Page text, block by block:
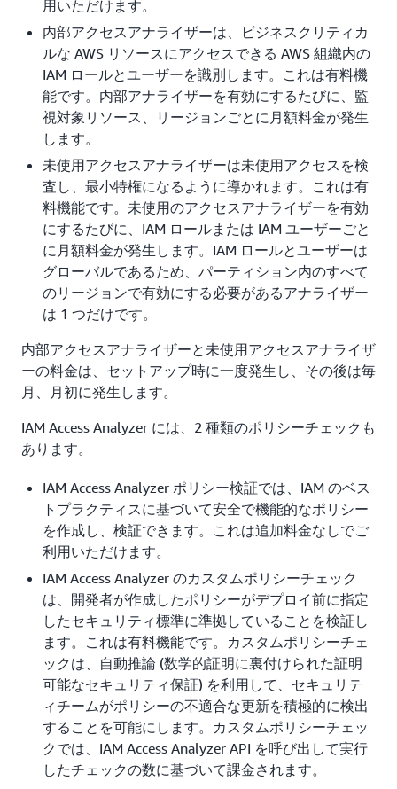
用いただけます。
内部アクセスアナライザーは、ビジネスクリティカ
ルな AWS リソースにアクセスできる AWS 組織内の
IAM ロールとユーザーを識別します。これは有料機
能です。内部アナライザーを有効にするたびに、監
視対象リソース、リージョンごとに月額料金が発生
します。
未使用アクセスアナライザーは未使用アクセスを検
査し、最小特権になるように導かれます。これは有
料機能です。未使用のアクセスアナライザーを有効
にするたびに、IAM ロールまたは IAM ユーザーごと
に月額料金が発生します。IAM ロールとユーザーは
グローバルであるため、パーティション内のすべて
のリージョンで有効にする必要があるアナライザー
は 1 つだけです。
内部アクセスアナライザーと未使用アクセスアナライザ
ーの料金は、セットアップ時に一度発生し、その後は毎
月、月初に発生します。
IAM Access Analyzer には、2 種類のポリシーチェックも
あります。
IAM Access Analyzer ポリシー検証では、IAM のベス
トプラクティスに基づいて安全で機能的なポリシー
を作成し、検証できます。これは追加料金なしでご
利用いただけます。
IAM Access Analyzer のカスタムポリシーチェック
は、開発者が作成したポリシーがデプロイ前に指定
したセキュリティ標準に準拠していることを検証し
ます。これは有料機能です。カスタムポリシーチェ
ックは、自動推論 (数学的証明に裏付けられた証明
可能なセキュリティ保証) を利用して、セキュリテ
ィチームがポリシーの不適合な更新を積極的に検出
することを可能にします。カスタムポリシーチェッ
クでは、IAM Access Analyzer API を呼び出して実行
したチェックの数に基づいて課金されます。